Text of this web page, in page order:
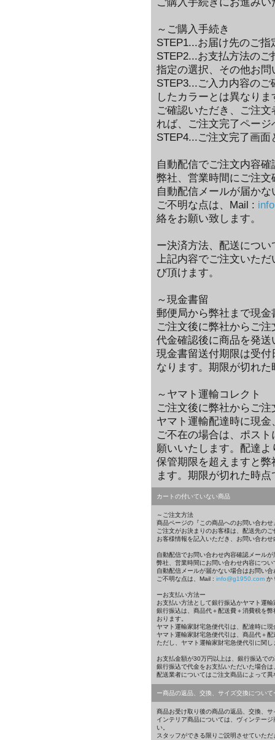
～ご購入手続き
STEP1...お届け先のご指
STEP2...お支払方法の
指定の選択、その他お
STEP3...ご入力内容の
したカラーとは異なり
ご確認いただき、ご注
れば、ご注文完了ペー
STEP4...ご注文完了画面
自動配信でご注文内容
弊社、営業時間にご注
自動配信メールが届か
ご不明な点は、Mail :
絡をお願い致します。
ー決済方法、配送につい
上記内容でご注文いた
び頂けます。
～現金書留
郵便局から弊社まで現
ご注文後に弊社からご
代金確認後に商品を発送
現金書留送付期限は受
なります。期限が切れ
～ヤマト運輸コレクト
ご注文後に弊社からご
ヤマト運輸配達時に現
ご不在の場合は、ポス
願いいたします。配達
保管期限を超えますと
ます。期限が切れた時
カートの付いていない商品
～ご注文方法
商品ページの『この商品へのお問い合わ
ご注文がお決まりのお客様は、配送先の
お客様情報を記入いただき、お問い合わ
自動配信でお問い合わせ内容確認メールが
弊社、営業時間にお問い合わせ内容につ
自動配信メールが届かない場合はお問い
ご不明な点は、Mail : info@g1950.com か
ーお支払い方法ー
お支払い方法として銀行振込かヤマト運
銀行振込は、商品代＋配送費＋消費税を
おります。
ヤマト運輸家財宅急便代引は、配達時に
ヤマト運輸家財宅急便代引は、商品代＋
ただし、ヤマト運輸家財宅急便代引に関
お支払金額が30万円以上は、銀行振込で
銀行振込で代金をお支払いただいた場合
配送業者についてはご注文商品によって
ー商品の返品、交換、サイズ交換について
商品お受け取り後の商品の返品、交換、
インテリア商品については、ヴィンテー
い。
スタッフができる限りご説明させていただ